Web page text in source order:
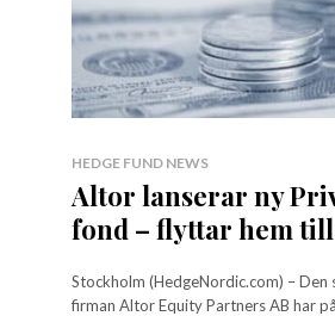
HEDGE FUND NEWS
Altor lanserar ny
fond – flyttar hem
Stockholm (HedgeNordic.com) –
firman Altor Equity Partners AB har